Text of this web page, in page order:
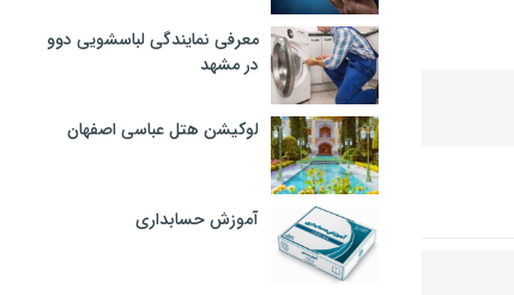
معرفی نمایندگی لباسشویی دوو
در مشهد
لوکیشن هتل عباسی اصفهان
آموزش حسابداری